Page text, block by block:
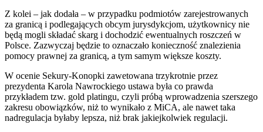
Z kolei – jak dodała – w przypadku podmiotów zarejestrowanych
za granicą i podlegających obcym jurysdykcjom, użytkownicy nie
będą mogli składać skarg i dochodzić ewentualnych roszczeń w
Polsce. Zazwyczaj będzie to oznaczało konieczność znalezienia
pomocy prawnej za granicą, a tym samym większe koszty.
W ocenie Sekury-Konopki zawetowana trzykrotnie przez
prezydenta Karola Nawrockiego ustawa była co prawda
przykładem tzw. gold platingu, czyli próbą wprowadzenia szerszego
zakresu obowiązków, niż to wynikało z MiCA, ale nawet taka
nadregulacja byłaby lepsza, niż brak jakiejkolwiek regulacji.